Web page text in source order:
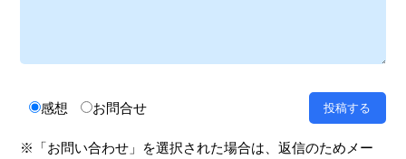
感想 お問合せ
※「お問い合わせ」を選択された場合は、返信のためメー